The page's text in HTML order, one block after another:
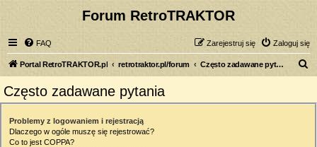
Forum RetroTRAKTOR
FAQ Zaloguj się
Zarejestruj się
Portal RetroTRAKTOR.pl retrotraktor.pl/forum Często zadawane pytania
Często zadawane pytania
Problemy z logowaniem i rejestracją
Dlaczego w ogóle muszę się rejestrować?
Co to jest COPPA?